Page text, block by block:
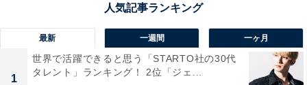
最新 一週間 一ヶ月
1
世界で活躍できると思う「STARTO社の30代
タレント」ランキング！ 2位「ジェ...